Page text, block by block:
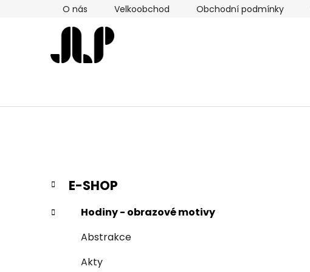
O nás Velkoobchod Obchodní podmínky
P
s
Přeskočit
kategorie
K
a
t
e
E-SHOP
Hodiny - obrazové motivy
Abstrakce
Akty